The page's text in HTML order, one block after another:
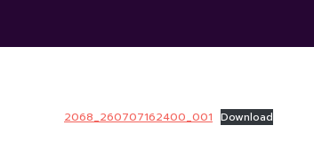
2068_260707162400_001 Download